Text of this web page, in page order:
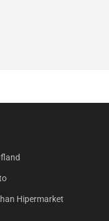
Hipermarket